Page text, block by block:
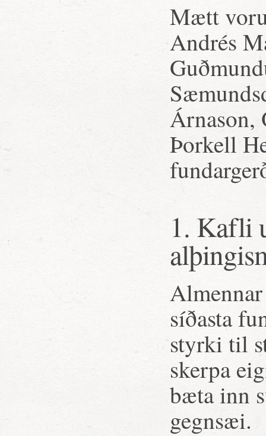
Mætt
Andrés
Árnason,
Þorkell
1. Kafli
síðasta
styrki til
skerpa
bæta inn
gegnsæi.